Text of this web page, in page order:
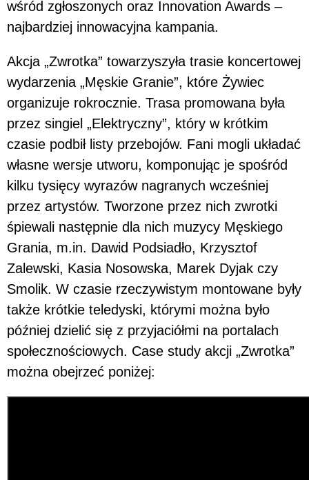
wśród zgłoszonych oraz Innovation Awards –
najbardziej innowacyjna kampania.
Akcja „Zwrotka” towarzyszyła trasie koncertowej
wydarzenia „Męskie Granie”, które Żywiec
organizuje rokrocznie. Trasa promowana była
przez singiel „Elektryczny”, który w krótkim
czasie podbił listy przebojów. Fani mogli układać
własne wersje utworu, komponując je spośród
kilku tysięcy wyrazów nagranych wcześniej
przez artystów. Tworzone przez nich zwrotki
śpiewali następnie dla nich muzycy Męskiego
Grania, m.in. Dawid Podsiadło, Krzysztof
Zalewski, Kasia Nosowska, Marek Dyjak czy
Smolik. W czasie rzeczywistym montowane były
także krótkie teledyski, którymi można było
później dzielić się z przyjaciółmi na portalach
społecznościowych. Case study akcji „Zwrotka”
można obejrzeć poniżej: